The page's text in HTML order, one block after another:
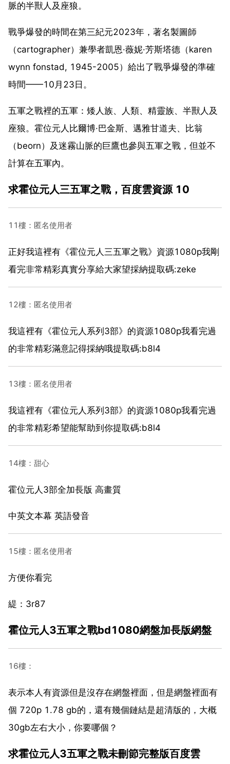
脈的半獸人及座狼。
戰爭爆發的時間在第三紀元2023年，著名製圖師
（cartographer）兼學者凱恩·薇妮·芳斯塔德（karen
wynn fonstad, 1945-2005）給出了戰爭爆發的準確
時間——10月23日。
五軍之戰裡的五軍：矮人族、人類、精靈族、半獸人及
座狼。霍位元人比爾博·巴金斯、邁雅甘道夫、比翁
（beorn）及迷霧山脈的巨鷹也參與五軍之戰，但並不
計算在五軍內。
求霍位元人三五軍之戰，百度雲資源 10
11樓：匿名使用者
正好我這裡有《霍位元人三五軍之戰》資源1080p我剛
看完非常精彩真實分享給大家望採納提取碼:zeke
12樓：匿名使用者
我這裡有《霍位元人系列3部》的資源1080p我看完過
的非常精彩滿意記得採納哦提取碼:b8l4
13樓：匿名使用者
我這裡有《霍位元人系列3部》的資源1080p我看完過
的非常精彩希望能幫助到你提取碼:b8l4
14樓：甜心
霍位元人3部全加長版 高畫質
中英文本幕 英語發音
15樓：匿名使用者
方便你看完
緹：3r87
霍位元人3五軍之戰bd1080網盤加長版網盤
16樓：
表示本人有資源但是沒存在網盤裡面，但是網盤裡面有
個 720p 1.78 gb的，還有幾個鏈結是超清版的，大概
30gb左右大小，你要哪個？
求霍位元人3五軍之戰未刪節完整版百度雲